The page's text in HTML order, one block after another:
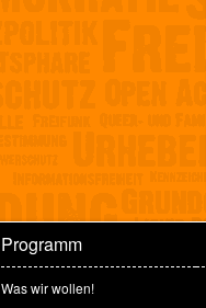
Programm
Was wir wollen!